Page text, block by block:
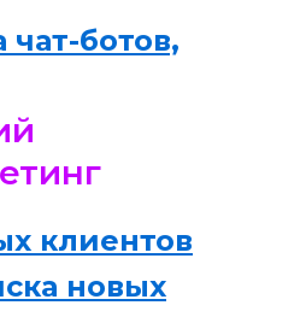
чат-ботов,
клиентов
новых